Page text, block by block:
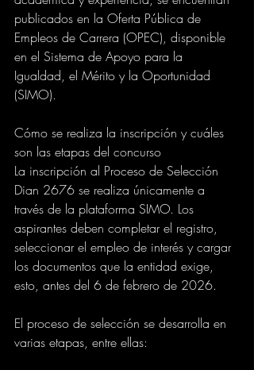
publicados en la Oferta Pública de
Empleos de Carrera (OPEC), disponible
en el Sistema de Apoyo para la
Igualdad, el Mérito y la Oportunidad
(SIMO).
Cómo se realiza la inscripción y cuáles
son las etapas del concurso
La inscripción al Proceso de Selección
Dian 2676 se realiza únicamente a
través de la plataforma SIMO. Los
aspirantes deben completar el registro,
seleccionar el empleo de interés y cargar
los documentos que la entidad exige,
esto, antes del 6 de febrero de 2026.
El proceso de selección se desarrolla en
varias etapas, entre ellas: